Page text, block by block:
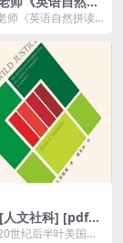
入门课程》
师《英语自然拼读
人文社科] [pdf
网盘下载
世纪后半叶美国死